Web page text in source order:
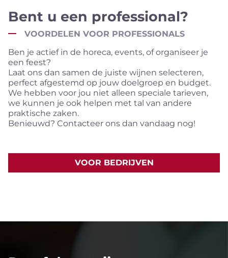
Bent u een professional?
VOORDELEN VOOR PROFESSIONALS
Ben je actief in de horeca, events, of organiseer je
een feest?
Laat ons dan samen de juiste wijnen selecteren,
perfect afgestemd op jouw doelgroep en budget.
We hebben voor jou niet alleen speciale tarieven,
we kunnen je ook helpen met tal van andere
praktische zaken.
Benieuwd? Contacteer ons dan vandaag nog!
VOOR BEDRIJVEN